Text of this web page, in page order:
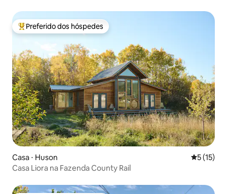
Entre os melhores preferidos dos hóspedes
Preferido dos hóspedes
Casa ⋅ Huson 5 de uma
5 (15)
Casa Liora na Fazenda County Rail